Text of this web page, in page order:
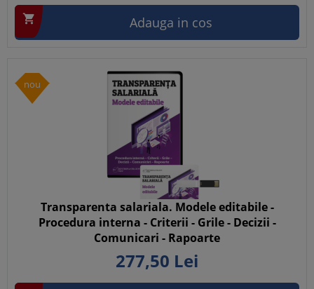
 Adauga in cos
nou
Transparenta salariala. Modele editabile -
Procedura interna - Criterii - Grile - Decizii -
Comunicari - Rapoarte
277,50 Lei